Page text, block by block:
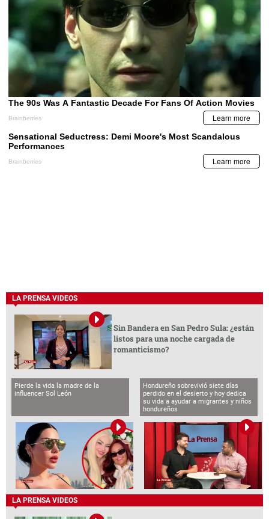
LA PRENSA VIDEOS
Sin Bandera en San Pedro Sula: ¿están
listos para una noche cargada de
romanticismo?
Pierde la vida la madre de la
influencer Sol León
Hondureño sobrevivió siete días
perdido en el desierto y hoy dedica
su vida a ayudar a migrantes y niños
hondureños
LA PRENSA VIDEOS